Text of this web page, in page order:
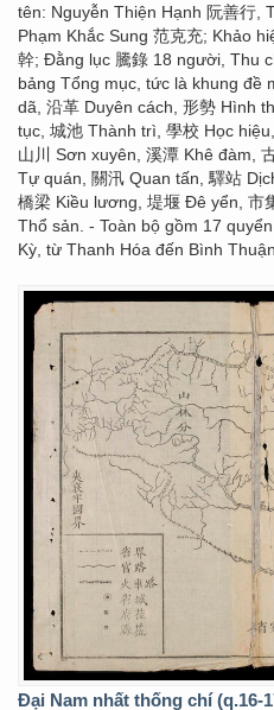
tên: Nguyễn Thiện Hạnh 阮善行,
Phạm Khắc Sung 范克充; Khảo
幹; Đằng lục 騰錄 18 người, Thu
bảng Tổng mục, tức là khung đề
dã, 沿革 Duyên cách, 形勢 Hình
tục, 城池 Thành trì, 學校 Học
山川 Sơn xuyên, 溪潭 Khê đàm,
Tự quán, 關汛 Quan tấn, 驛站
橋梁 Kiều lương, 堤堰 Đê yển, 市
Thổ sản. - Toàn bộ gồm 17
Kỳ, từ Thanh Hóa đến Bình
Đại Nam nhất thống chí (q.16-